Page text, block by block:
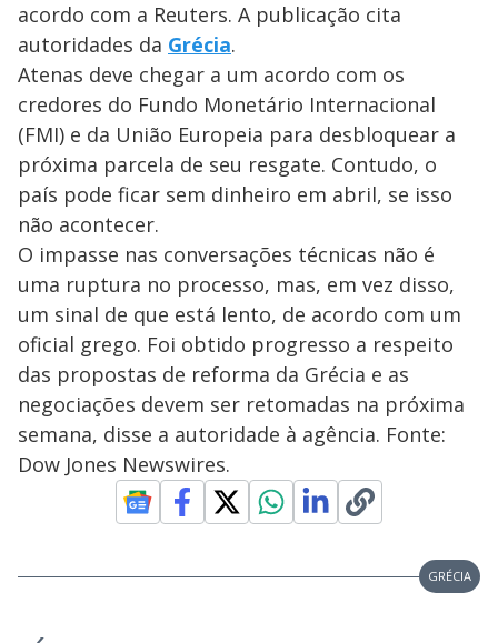
acordo com a Reuters. A publicação cita
autoridades da Grécia.
Atenas deve chegar a um acordo com os
credores do Fundo Monetário Internacional
(FMI) e da União Europeia para desbloquear a
próxima parcela de seu resgate. Contudo, o
país pode ficar sem dinheiro em abril, se isso
não acontecer.
O impasse nas conversações técnicas não é
uma ruptura no processo, mas, em vez disso,
um sinal de que está lento, de acordo com um
oficial grego. Foi obtido progresso a respeito
das propostas de reforma da Grécia e as
negociações devem ser retomadas na próxima
semana, disse a autoridade à agência. Fonte:
Dow Jones Newswires.
GRÉCIA